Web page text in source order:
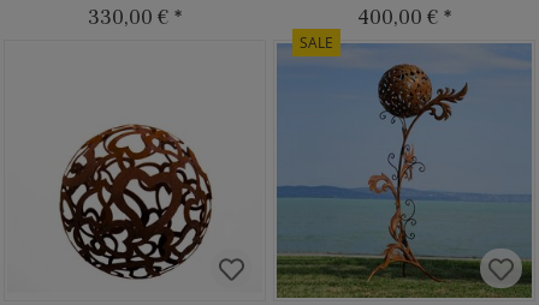
330,00 € * 400,00 € *
SALE